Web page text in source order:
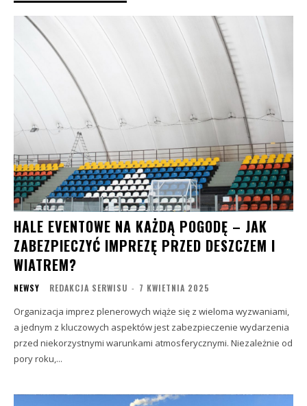
HALE EVENTOWE NA KAŻDĄ POGODĘ – JAK
ZABEZPIECZYĆ IMPREZĘ PRZED DESZCZEM I
WIATREM?
NEWSY REDAKCJA SERWISU - 7 KWIETNIA 2025
Organizacja imprez plenerowych wiąże się z wieloma wyzwaniami,
a jednym z kluczowych aspektów jest zabezpieczenie wydarzenia
przed niekorzystnymi warunkami atmosferycznymi. Niezależnie od
pory roku,...